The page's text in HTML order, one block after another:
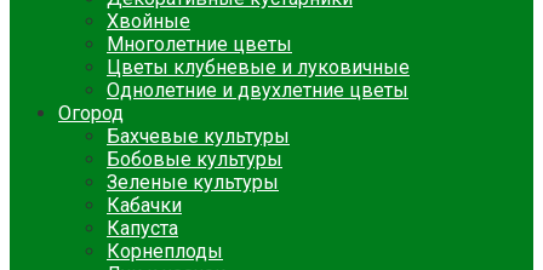
Хвойные
Многолетние цветы
Цветы клубневые и луковичные
Однолетние и двухлетние цветы
Огород
Бахчевые культуры
Бобовые культуры
Зеленые культуры
Кабачки
Капуста
Корнеплоды